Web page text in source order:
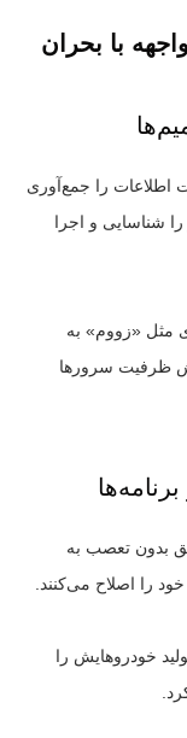
با بحران
اطلاعات را جمع‌آوری
شناسایی و اجرا
مثل «زووم» به
ظرفیت سرورها
بدون تعصب به
را اصلاح می‌کنند.
خودروهایش را